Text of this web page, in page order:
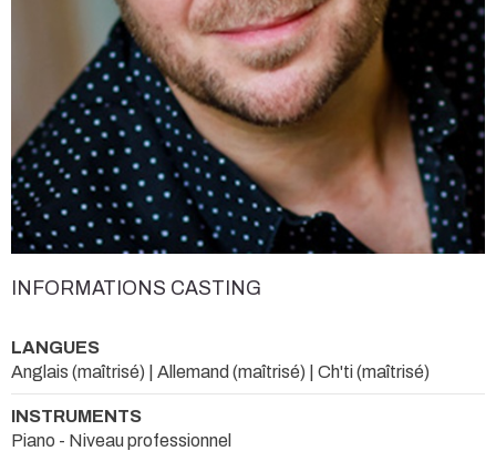
INFORMATIONS CASTING
LANGUES
Anglais (maîtrisé) | Allemand (maîtrisé) | Ch'ti (maîtrisé)
INSTRUMENTS
Piano - Niveau professionnel